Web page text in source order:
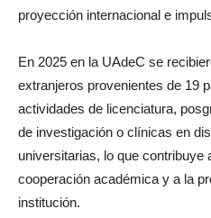
proyección internacional e
En 2025 en la UAdeC se
extranjeros provenientes de 19
actividades de licenciatura,
de investigación o clínicas en
universitarias, lo que contribuye
cooperación académica y a la
institución.